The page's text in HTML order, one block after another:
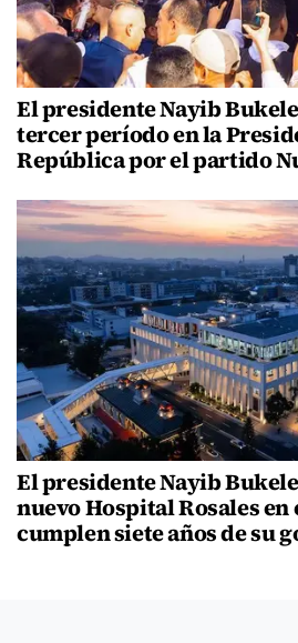
El presidente Nayib
tercer período en la
República por el partido
El presidente Nayib
nuevo Hospital Rosales en
cumplen siete años de su